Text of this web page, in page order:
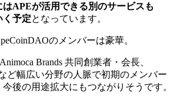
APEが活用できる別のサービスも
く予定となっています。
のメンバーは豪華。
Brands 共同創業者・会長、
ど幅広い分野の人脈で初期のメンバー
後の用途拡大にもつながりそうです。